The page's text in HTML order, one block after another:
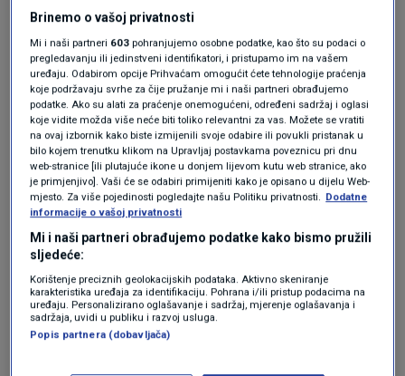
Europe 37 posto preferiralo gotovinu u odnosu
na plaćanje debitnom karticom (30 posto).
Financijski stručnjak: U ovih pet
slučajeva bolje je koristiti gotovinu
umjesto kartice
LIFESTYLE 5. velj.
Prema istraživanju, korištenje kreditnih kartica
također je u porastu - 22 posto sada preferira
mjesečno plaćanje - pet postotnih bodova više
nego 2022. Aplikacije za plaćanje, s druge
strane, ostaju nepopularne, samo 14 posto
Brinemo o vašoj privatnosti
Mi i naši partneri 603 pohranjujemo osobne podatke, kao što su podaci o
pregledavanju ili jedinstveni identifikatori, i pristupamo im na vašem
uređaju. Odabirom opcije Prihvaćam omogućit ćete tehnologije praćenja
koje podržavaju svrhe za čije pružanje mi i naši partneri obrađujemo
podatke. Ako su alati za praćenje onemogućeni, određeni sadržaj i oglasi
koje vidite možda više neće biti toliko relevantni za vas. Možete se vratiti
na ovaj izbornik kako biste izmijenili svoje odabire ili povukli pristanak u
bilo kojem trenutku klikom na Upravljaj postavkama poveznicu pri dnu
web-stranice [ili plutajuće ikone u donjem lijevom kutu web stranice, ako
je primjenjivo]. Vaši će se odabiri primijeniti kako je opisano u dijelu Web-
mjesto. Za više pojedinosti pogledajte našu Politiku privatnosti. Dodatne
informacije o vašoj privatnosti
Mi i naši partneri obrađujemo podatke kako bismo pružili
sljedeće:
Korištenje preciznih geolokacijskih podataka. Aktivno skeniranje
karakteristika uređaja za identifikaciju. Pohrana i/ili pristup podacima na
uređaju. Personalizirano oglašavanje i sadržaj, mjerenje oglašavanja i
sadržaja, uvidi u publiku i razvoj usluga.
Popis partnera (dobavljača)